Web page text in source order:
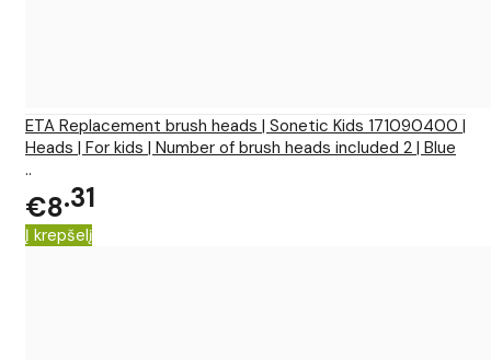
ETA Replacement brush heads | Sonetic Kids 171090400 |
Heads | For kids | Number of brush heads included 2 | Blue
..
€8 31
Į krepšelį